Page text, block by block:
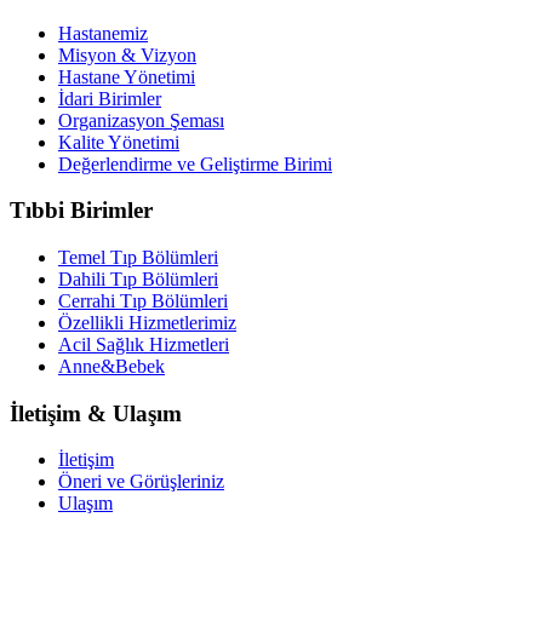
Hastanemiz
Misyon & Vizyon
Hastane Yönetimi
İdari Birimler
Organizasyon Şeması
Kalite Yönetimi
Değerlendirme ve Geliştirme Birimi
Tıbbi Birimler
Temel Tıp Bölümleri
Dahili Tıp Bölümleri
Cerrahi Tıp Bölümleri
Özellikli Hizmetlerimiz
Acil Sağlık Hizmetleri
Anne&Bebek
İletişim & Ulaşım
İletişim
Öneri ve Görüşleriniz
Ulaşım